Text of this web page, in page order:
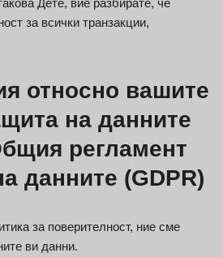
за всички транзакции,
относно вашите
на данните
регламент
данните (GDPR)
за поверителност, ние сме
ви данни.